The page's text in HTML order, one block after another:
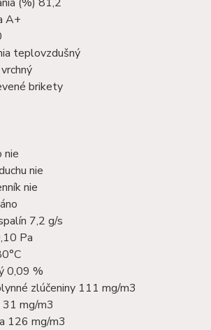
A+
teplovzdušný
brikety
nie
nie
nie
7,2 g/s
Pa
0,09 %
zlúčeniny 111 mg/m3
mg/m3
126 mg/m3